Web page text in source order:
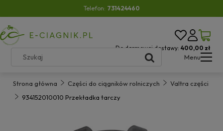
Telefon: 731424460
Do darmowej dostawy: 400,00 zł
Menu
Strona główna Części do ciągników rolniczych
Valtra części
934152010010 Przekładka tarczy